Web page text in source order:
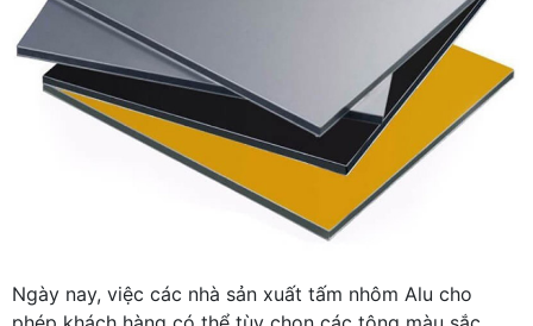
Ngày nay, việc các nhà sản xuất tấm nhôm Alu cho